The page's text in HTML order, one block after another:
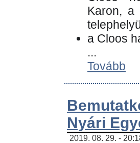
Karon, a
a Cloos
...
Tovább
Nyári
2019. 08. 29. -